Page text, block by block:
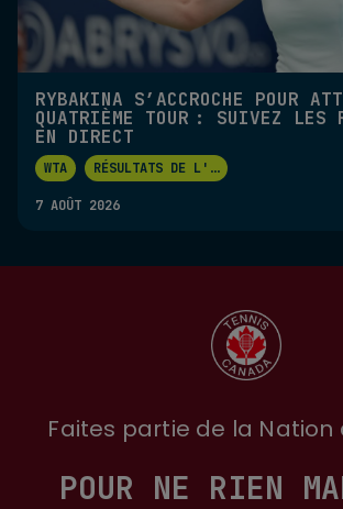
RYBAKINA S’ACCROCHE POUR
QUATRIÈME TOUR : SUIVEZ LES
EN DIRECT
WTA RÉSULTATS DE L' ...
7 AOÛT 2026
Faites partie de la Nation
POUR NE RIEN